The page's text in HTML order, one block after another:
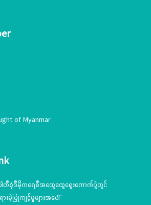
of Myanmar
ပါတီစုံဒီမိုကရေစီအထွေထွေရွေးကောက်ပွဲတွင်
မဲ့ပြုကျင့်မှုများအပေါ်